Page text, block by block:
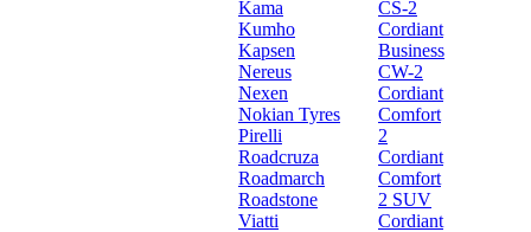
Kama
Kumho
Kapsen
Nereus
Nexen
Nokian Tyres
Pirelli
Roadcruza
Roadmarch
Roadstone
Viatti
CS-2
Cordiant
Business
CW-2
Cordiant
Comfort
2
Cordiant
Comfort
2 SUV
Cordiant